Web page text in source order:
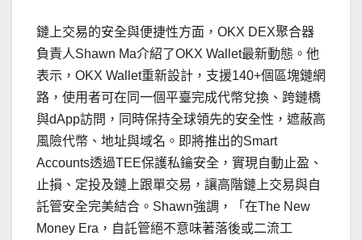
鏈上交易的安全與便捷性方面，OKX DEX聚合器
負責人Shawn Ma介紹了OKX Wallet最新動態。他
表示，OKX Wallet重新設計，支援140+個區塊鏈網
路，使用者可在同一個平臺完成代幣兌換、跨鏈橋
與dApp訪問，同時保持全球領先的安全性，遮蔽高
風險代幣、地址與域名。即將推出的Smart
Accounts透過TEE保護私鑰安全，實現自動止盈、
止損、定投及鏈上跟單交易，讓高階鏈上交易與自
託管安全完美結合。Shawn強調，「在The New
Money Era，自託管絕不意味著落後或二流工